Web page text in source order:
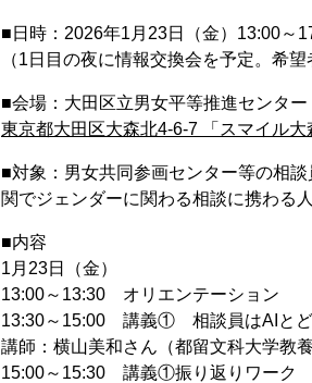
■日時：2026年1月23日（金）13:00～
（1日目の夜に情報交換会を予定。希望
■会場：大田区立男女平等推進センタ
東京都大田区大森北4-6-7 「スマイル大
■対象：男女共同参画センター等の相
関でジェンダーに関わる相談に携わる人
■内容
1月23日（金）
13:00～13:30 オリエンテーション
13:30～15:00 講義① 相談員はAIとど
講師：横山美和さん（都留文科大学教
15:00～15:30 講義①振り返りワーク